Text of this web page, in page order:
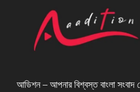
আডিশন – আপনার বিশ্বস্ত বাংলা সংবাদ